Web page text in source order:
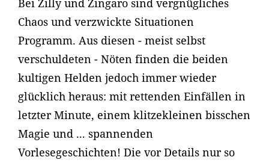
Bei Zilly und Zingaro sind vergnügliches
Chaos und verzwickte Situationen
Programm. Aus diesen - meist selbst
verschuldeten - Nöten finden die beiden
kultigen Helden jedoch immer wieder
glücklich heraus: mit rettenden Einfällen in
letzter Minute, einem klitzekleinen bisschen
Magie und ... spannenden
Vorlesegeschichten! Die vor Details nur so